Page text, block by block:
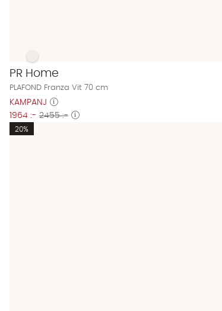
PLAFOND Franza Vit 70 cm Finns även i dessa
PLAFOND Franza Vit 70 cm
PR Home
PLAFOND Franza Vit 70 cm
KAMPANJ
1964 :- 2455 :-
20%